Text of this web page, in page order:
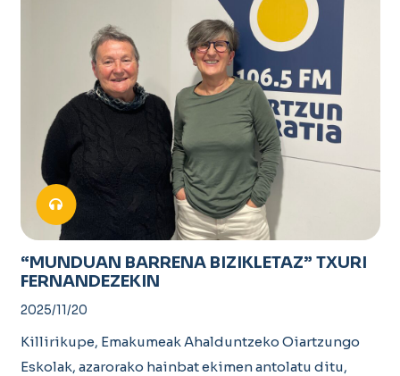
“MUNDUAN BARRENA BIZIKLETAZ” TXURI
FERNANDEZEKIN
2025/11/20
Killirikupe, Emakumeak Ahalduntzeko Oiartzungo
Eskolak, azarorako hainbat ekimen antolatu ditu,